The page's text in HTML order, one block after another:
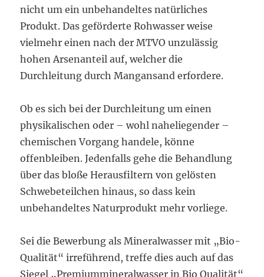
nicht um ein unbehandeltes natürliches
Produkt. Das geförderte Rohwasser weise
vielmehr einen nach der MTVO unzulässig
hohen Arsenanteil auf, welcher die
Durchleitung durch Mangansand erfordere.
Ob es sich bei der Durchleitung um einen
physikalischen oder – wohl naheliegender –
chemischen Vorgang handele, könne
offenbleiben. Jedenfalls gehe die Behandlung
über das bloße Herausfiltern von gelösten
Schwebeteilchen hinaus, so dass kein
unbehandeltes Naturprodukt mehr vorliege.
Sei die Bewerbung als Mineralwasser mit „Bio-
Qualität“ irreführend, treffe dies auch auf das
Siegel „Premiummineralwasser in Bio Qualität“